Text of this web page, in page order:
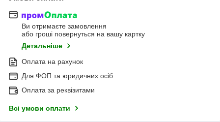
Ви отримаєте замовлення
або гроші повернуться на вашу картку
Детальніше
Оплата на рахунок
Для ФОП та юридичних осіб
Оплата за реквізитами
Всі умови оплати